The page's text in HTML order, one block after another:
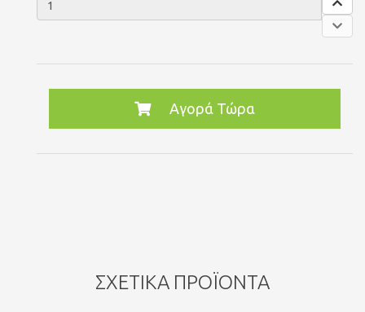
Αγορά Τώρα
ΣΧΕΤΙΚΆ ΠΡΟΪΌΝΤΑ